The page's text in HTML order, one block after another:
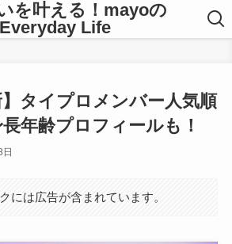
を叶える！mayoの
Everyday Life
】タイプロメンバー人気順
年齢プロフィールも！
には広告が含まれています。